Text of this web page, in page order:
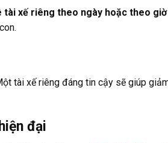
tài xế riêng theo ngày hoặc theo giờ
tài xế riêng đáng tin cậy sẽ giúp
đại